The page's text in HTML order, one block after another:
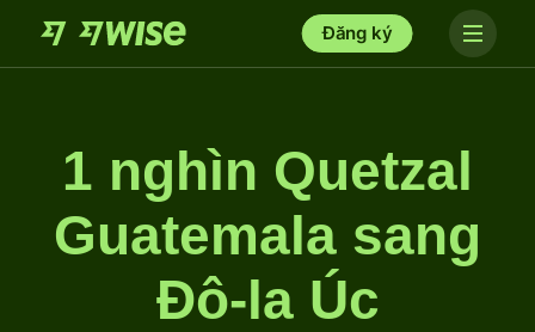
Đăng ký
1 nghìn Quetzal
Guatemala sang
Đô-la Úc